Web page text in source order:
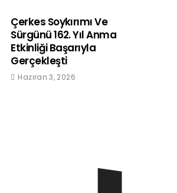
Çerkes Soykırımı Ve
Sürgünü 162. Yıl Anma
Etkinliği Başarıyla
Gerçekleşti
Haziran 3, 2026